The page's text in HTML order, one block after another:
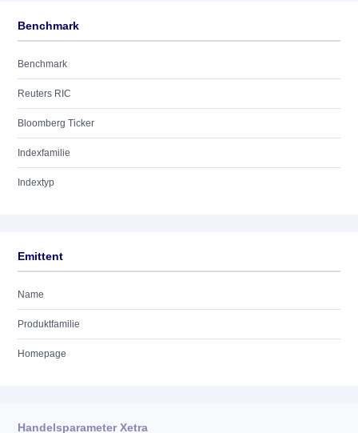
Benchmark
Benchmark
Reuters RIC
Bloomberg Ticker
Indexfamilie
Indextyp
Emittent
Name
Produktfamilie
Homepage
Handelsparameter Xetra